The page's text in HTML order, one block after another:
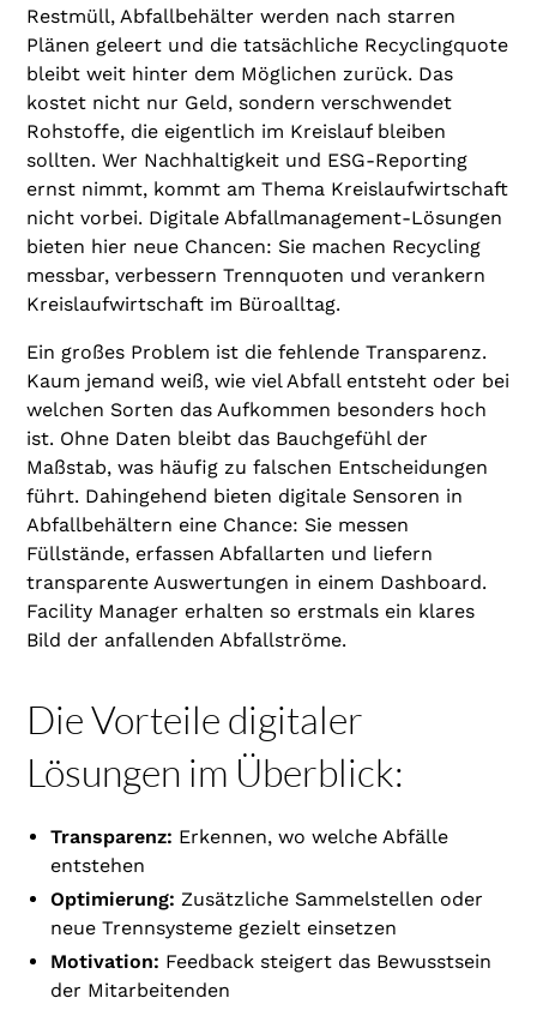
Restmüll, Abfallbehälter werden nach starren
Plänen geleert und die tatsächliche Recyclingquote
bleibt weit hinter dem Möglichen zurück. Das
kostet nicht nur Geld, sondern verschwendet
Rohstoffe, die eigentlich im Kreislauf bleiben
sollten. Wer Nachhaltigkeit und ESG-Reporting
ernst nimmt, kommt am Thema Kreislaufwirtschaft
nicht vorbei. Digitale Abfallmanagement-Lösungen
bieten hier neue Chancen: Sie machen Recycling
messbar, verbessern Trennquoten und verankern
Kreislaufwirtschaft im Büroalltag.
Ein großes Problem ist die fehlende Transparenz.
Kaum jemand weiß, wie viel Abfall entsteht oder bei
welchen Sorten das Aufkommen besonders hoch
ist. Ohne Daten bleibt das Bauchgefühl der
Maßstab, was häufig zu falschen Entscheidungen
führt. Dahingehend bieten digitale Sensoren in
Abfallbehältern eine Chance: Sie messen
Füllstände, erfassen Abfallarten und liefern
transparente Auswertungen in einem Dashboard.
Facility Manager erhalten so erstmals ein klares
Bild der anfallenden Abfallströme.
Die Vorteile digitaler
Lösungen im Überblick:
Transparenz: Erkennen, wo welche Abfälle
entstehen
Optimierung: Zusätzliche Sammelstellen oder
neue Trennsysteme gezielt einsetzen
Motivation: Feedback steigert das Bewusstsein
der Mitarbeitenden